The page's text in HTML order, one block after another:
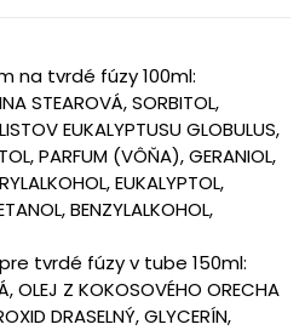
na tvrdé fúzy 100ml:
STEAROVÁ, SORBITOL,
EUKALYPTUSU GLOBULUS,
PARFUM (VÔŇA), GERANIOL,
EUKALYPTOL,
BENZYLALKOHOL,
tvrdé fúzy v tube 150ml:
OLEJ Z KOKOSOVÉHO ORECHA
DRASELNÝ, GLYCERÍN,